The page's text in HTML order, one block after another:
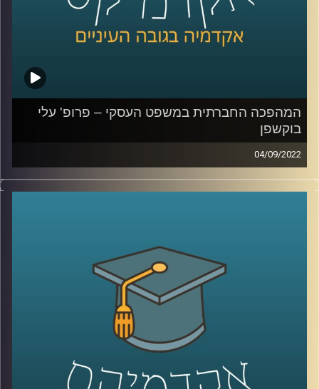
קרדיט תמונות:AudioVersity
המהפכה החברתית במשפט העסקי – פרופ' עלי
בוקשפן
04/09/2022
תוכן:
באוגוסט של שנת 2019 , ארגון ה-Roundtable . בו
חברים כמאתיים ממנכ"לי החברות הגדולות והמשפיעות ביותר
מתמקדת יותר אך ורק בבעלי המניות, אלא ביצירת ערך לכלל
בעלי העניין הקשורים בפעולותיה בהם לקוחות, עובדים
איך המשפט הישראלי רואה את מטרת התאגידים ומה יש
לעשות, האזינו להמשך השיחה שקיימתי עם פרופ' עלי
בוקשפן, מרצה וחוקר של דיני חוזים ודיני חברות, חוקר של
תופעת האחריות החברתית בעולם העסקי.